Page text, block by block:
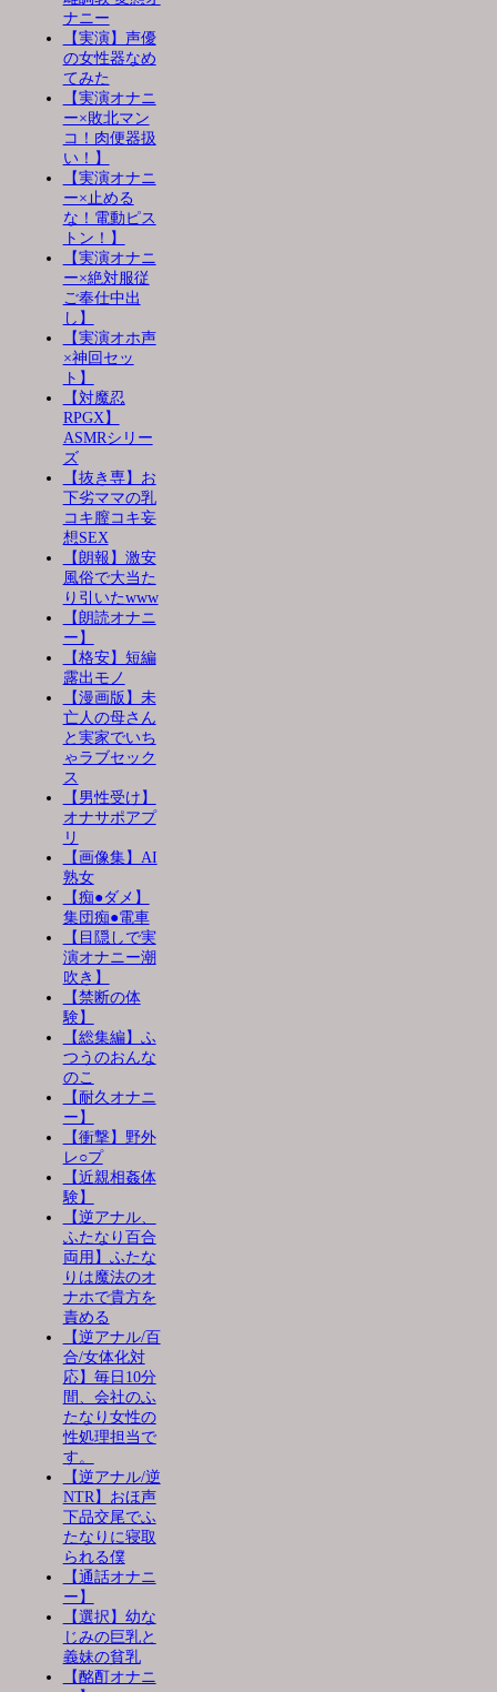
ナニー
【実演】声優
の女性器なめ
てみた
【実演オナニ
ー×敗北マン
コ！肉便器扱
い！】
【実演オナニ
ー×止める
な！電動ピス
トン！】
【実演オナニ
ー×絶対服従
ご奉仕中出
し】
【実演オホ声
×神回セッ
ト】
【対魔忍
RPGX】
ASMRシリー
ズ
【抜き専】お
下劣ママの乳
コキ膣コキ妄
想SEX
【朗報】激安
風俗で大当た
り引いたwww
【朗読オナニ
ー】
【格安】短編
露出モノ
【漫画版】未
亡人の母さん
と実家でいち
ゃラブセック
ス
【男性受け】
オナサポアプ
リ
【画像集】AI
熟女
【痴●ダメ】
集団痴●電車
【目隠しで実
演オナニー潮
吹き】
【禁断の体
験】
【総集編】ふ
つうのおんな
のこ
【耐久オナニ
ー】
【衝撃】野外
レ○プ
【近親相姦体
験】
【逆アナル、
ふたなり百合
両用】ふたな
りは魔法のオ
ナホで貴方を
責める
【逆アナル/百
合/女体化対
応】毎日10分
間、会社のふ
たなり女性の
性処理担当で
す。
【逆アナル/逆
NTR】おほ声
下品交尾でふ
たなりに寝取
られる僕
【通話オナニ
ー】
【選択】幼な
じみの巨乳と
義妹の貧乳
【酩酊オナニ